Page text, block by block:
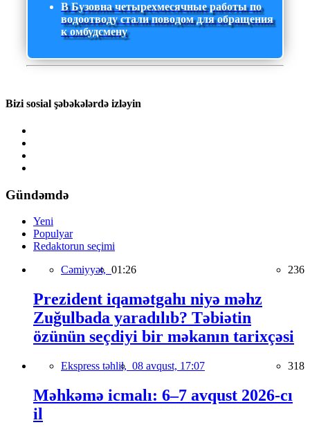
В Бузовна четырехмесячные работы по
водоотводу стали поводом для обращения
к омбудсмену
Bizi sosial şəbəkələrdə izləyin
Gündəmdə
Yeni
Populyar
Redaktorun seçimi
Cəmiyyət, 01:26 236
Prezident iqamətgahı niyə məhz
Zuğulbada yaradılıb? Təbiətin
özünün seçdiyi bir məkanın tarixçəsi
Ekspress təhlil, 08 avqust, 17:07 318
Məhkəmə icmalı: 6–7 avqust 2026-cı
il